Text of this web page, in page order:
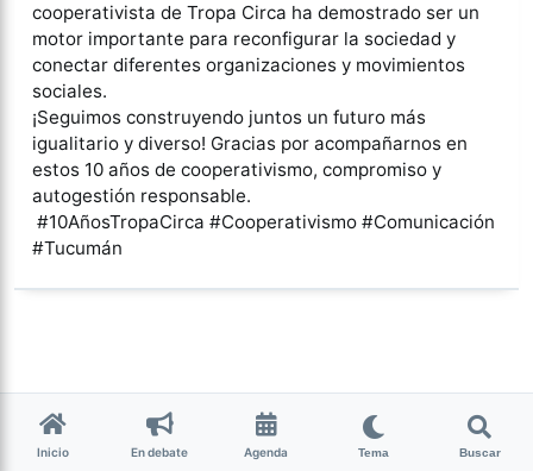
cooperativista de Tropa Circa ha demostrado ser un
motor importante para reconfigurar la sociedad y
conectar diferentes organizaciones y movimientos
sociales.
¡Seguimos construyendo juntos un futuro más
igualitario y diverso! Gracias por acompañarnos en
estos 10 años de cooperativismo, compromiso y
autogestión responsable.
#10AñosTropaCirca #Cooperativismo #Comunicación
#Tucumán
Inicio En debate Agenda Tema Buscar